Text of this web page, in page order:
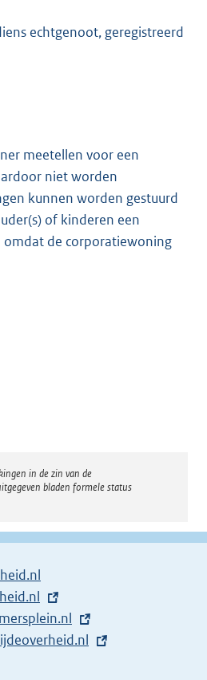
echtgenoot, geregistreerd
meetellen voor een
niet worden
kunnen worden gestuurd
of kinderen een
omdat de corporatiewoning
in de zin van de
bladen formele status